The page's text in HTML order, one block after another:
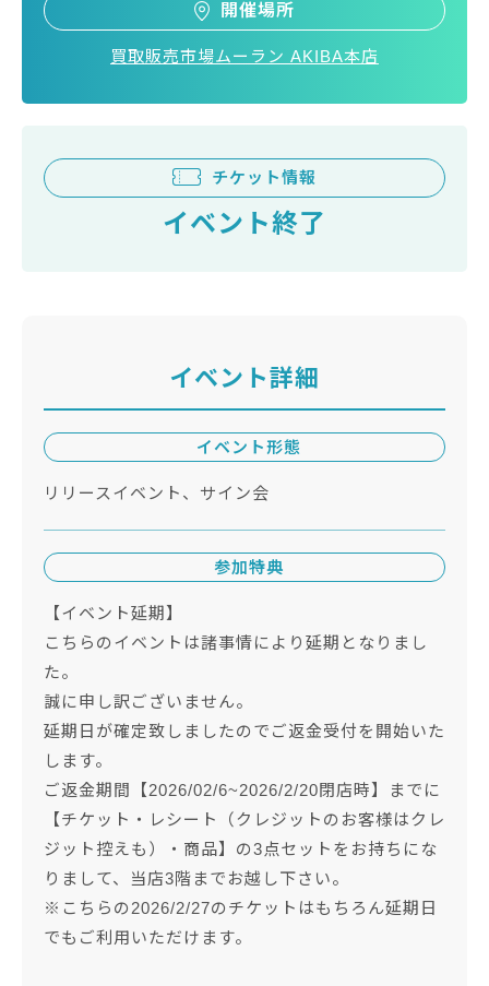
開催場所
買取販売市場ムーラン AKIBA本店
チケット情報
イベント終了
イベント詳細
イベント形態
リリースイベント、サイン会
参加特典
【イベント延期】
こちらのイベントは諸事情により延期となりまし
た。
誠に申し訳ございません。
延期日が確定致しましたのでご返金受付を開始いた
します。
ご返金期間【2026/02/6~2026/2/20閉店時】までに
【チケット・レシート（クレジットのお客様はクレ
ジット控えも）・商品】の3点セットをお持ちにな
りまして、当店3階までお越し下さい。
※こちらの2026/2/27のチケットはもちろん延期日
でもご利用いただけます。